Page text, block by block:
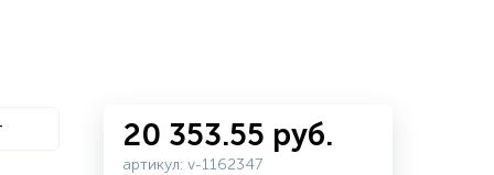
20 353.55 руб.
артикул: v-1162347